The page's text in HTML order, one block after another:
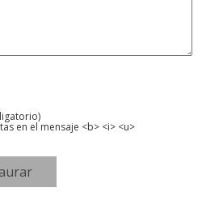
en el mensaje <b> <i> <u>